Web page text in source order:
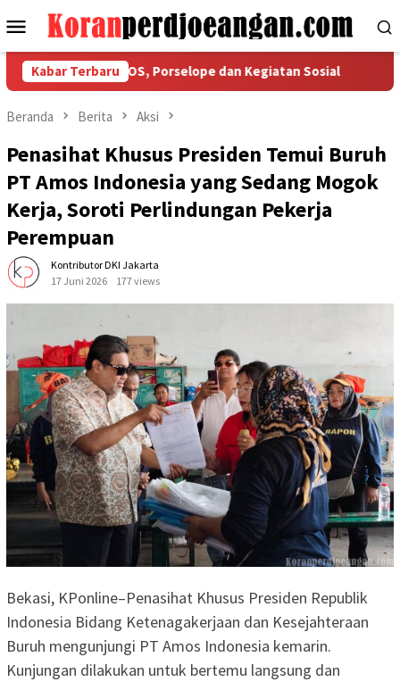
ke
Menu
Mobile
Kabar Terbaru
Ketaatan COS, Porselope dan Kegiatan Sosial
Beranda Berita Aksi
Penasihat Khusus Presiden Temui Buruh
PT Amos Indonesia yang Sedang Mogok
Kerja, Soroti Perlindungan Pekerja
Perempuan
Kontributor DKI Jakarta
17 Juni 2026
177 views
Bekasi, KPonline–Penasihat Khusus Presiden Republik
Indonesia Bidang Ketenagakerjaan dan Kesejahteraan
Buruh mengunjungi PT Amos Indonesia kemarin.
Kunjungan dilakukan untuk bertemu langsung dan